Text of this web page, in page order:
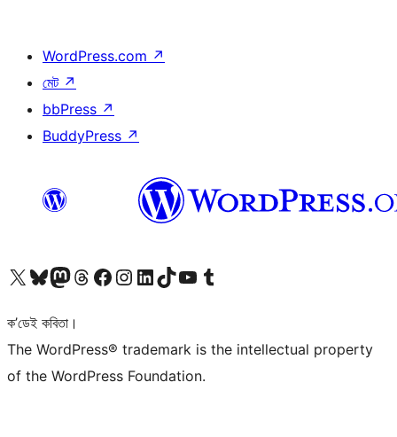
WordPress.com ↗
মেট ↗
bbPress ↗
BuddyPress ↗
আমাৰ X (আগৰ Twitter) একাউণ্টলৈ যাওকআমাৰ Bluesky একাউণ্টলৈ যাওকআমাৰ Mastodon একাউণ্টলৈ যাওকআমাৰ Threads একাউণ্টলৈ যাওকআমাৰ Facebook পৃষ্ঠালৈ যাওকআমাৰ Instagram একাউণ্টলৈ যাওকআমাৰ LinkedIn একাউণ্টলৈ যাওকআমাৰ TikTok একাউণ্টলৈ যাওকআমাৰ YouTube চেনেললৈ যাওকআমাৰ Tumblr একাউণ্টলৈ যাওক
ক’ডেই কবিতা।
The WordPress® trademark is the intellectual property
of the WordPress Foundation.